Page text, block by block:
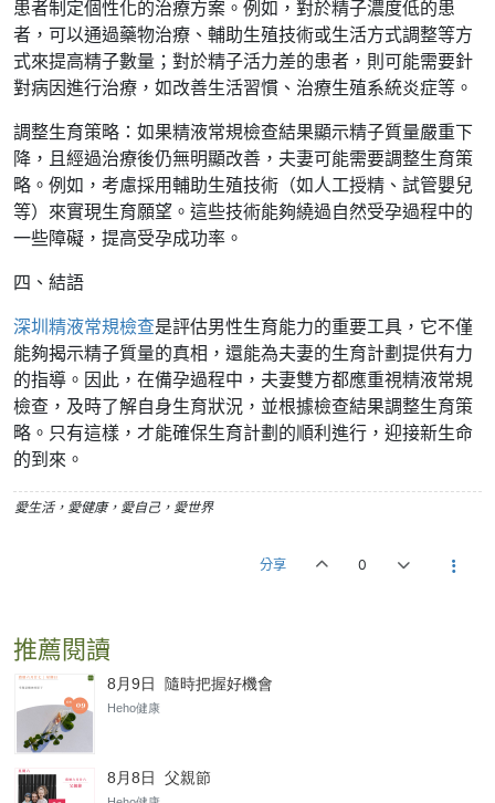
患者制定個性化的治療方案。例如，對於精子濃度低的患
者，可以通過藥物治療、輔助生殖技術或生活方式調整等方
式來提高精子數量；對於精子活力差的患者，則可能需要針
對病因進行治療，如改善生活習慣、治療生殖系統炎症等。
調整生育策略：如果精液常規檢查結果顯示精子質量嚴重下
降，且經過治療後仍無明顯改善，夫妻可能需要調整生育策
略。例如，考慮採用輔助生殖技術（如人工授精、試管嬰兒
等）來實現生育願望。這些技術能夠繞過自然受孕過程中的
一些障礙，提高受孕成功率。
四、結語
深圳精液常規檢查是評估男性生育能力的重要工具，它不僅
能夠揭示精子質量的真相，還能為夫妻的生育計劃提供有力
的指導。因此，在備孕過程中，夫妻雙方都應重視精液常規
檢查，及時了解自身生育狀況，並根據檢查結果調整生育策
略。只有這樣，才能確保生育計劃的順利進行，迎接新生命
的到來。
愛生活，愛健康，愛自己，愛世界
分享 0
推薦閱讀